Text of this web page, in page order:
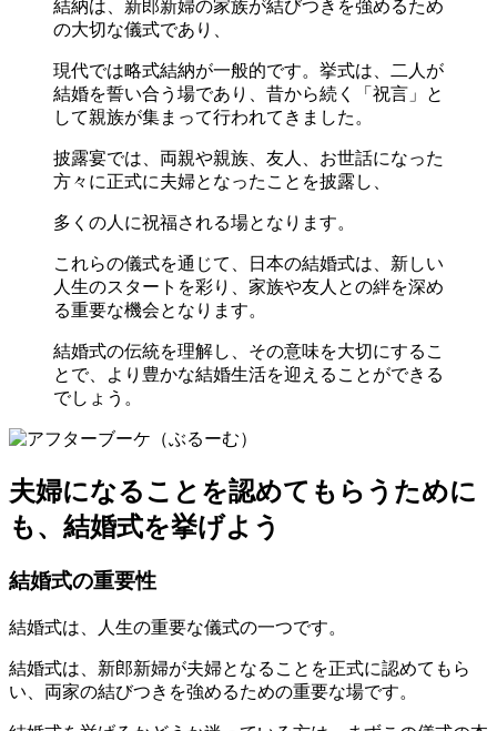
結納は、新郎新婦の家族が結びつきを強めるため
の大切な儀式であり、
現代では略式結納が一般的です。挙式は、二人が
結婚を誓い合う場であり、昔から続く「祝言」と
して親族が集まって行われてきました。
披露宴では、両親や親族、友人、お世話になった
方々に正式に夫婦となったことを披露し、
多くの人に祝福される場となります。
これらの儀式を通じて、日本の結婚式は、新しい
人生のスタートを彩り、家族や友人との絆を深め
る重要な機会となります。
結婚式の伝統を理解し、その意味を大切にするこ
とで、より豊かな結婚生活を迎えることができる
でしょう。
夫婦になることを認めてもらうために
も、結婚式を挙げよう
結婚式の重要性
結婚式は、人生の重要な儀式の一つです。
結婚式は、新郎新婦が夫婦となることを正式に認めてもら
い、両家の結びつきを強めるための重要な場です。